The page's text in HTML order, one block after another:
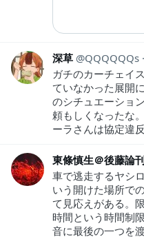
深草 QQQQQQs
ガチのカーチェイ
ていなかった展開
のシチュエーショ
頼もしくなったな
ーラさんは協定違
東條慎生＠後藤論
車で逃走するヤシ
いう開けた場所で
て見応えがある。
時間という時間制
音に最後の一つを